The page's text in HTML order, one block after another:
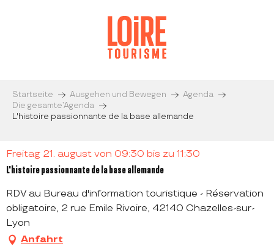
Startseite Ausgehen und Bewegen
Agenda
Die gesamte’Agenda
L'histoire passionnante de la base allemande
Freitag 21. august von 09:30 bis zu 11:30
L'histoire passionnante de la base allemande
RDV au Bureau d'information touristique - Réservation
obligatoire, 2 rue Emile Rivoire, 42140 Chazelles-sur-
Lyon
Anfahrt